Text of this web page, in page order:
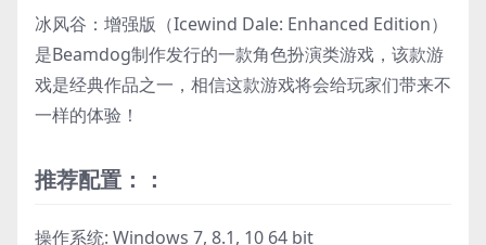
冰风谷：增强版（Icewind Dale: Enhanced Edition）
是Beamdog制作发行的一款角色扮演类游戏，该款游
戏是经典作品之一，相信这款游戏将会给玩家们带来不
一样的体验！
推荐配置：：
操作系统: Windows 7, 8.1, 10 64 bit